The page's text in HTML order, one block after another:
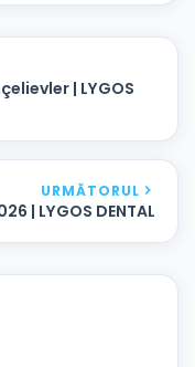
| LYGOS
URMĂTORUL
| LYGOS DENTAL